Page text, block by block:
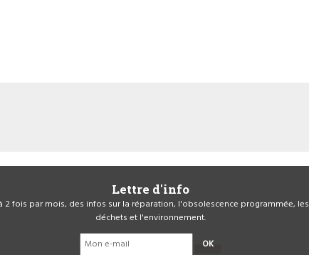
Lettre d'info
2 fois par mois, des infos sur la réparation, l'obsolescence programmée, les
déchets et l'environnement.
OK